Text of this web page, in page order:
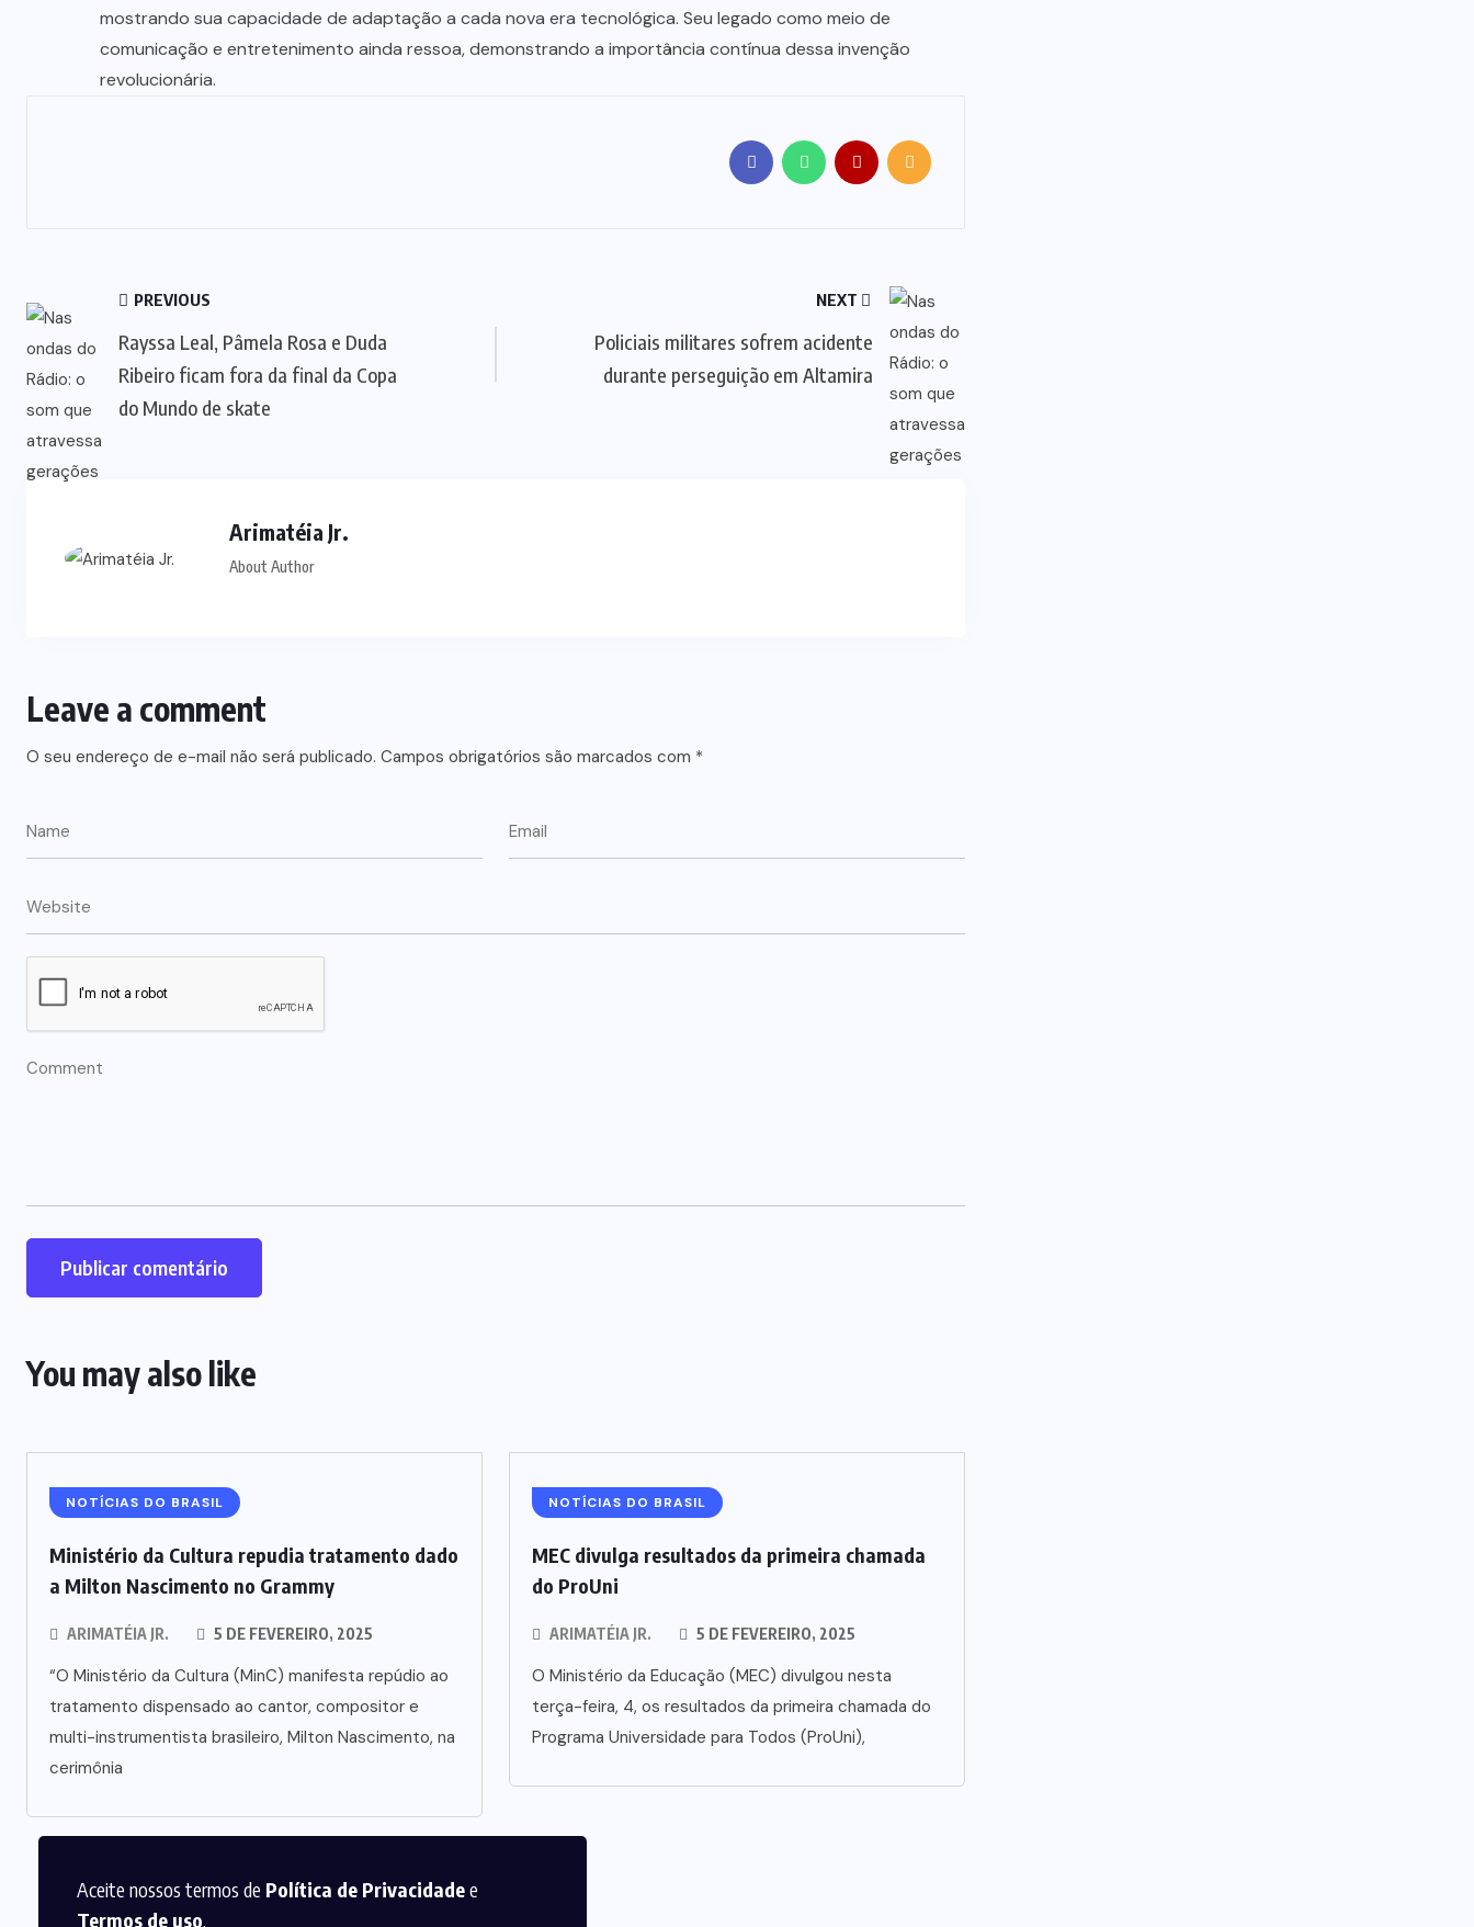
Aceite nossos termos de Política de Privacidadee
Termos de uso.
mostrando sua capacidade de adaptação a cada nova era tecnológica. Seu legado como meio de
comunicação e entretenimento ainda ressoa, demonstrando a importância contínua dessa invenção
revolucionária.
PREVIOUS
Rayssa Leal, Pâmela Rosa e Duda
Ribeiro ficam fora da final da Copa
do Mundo de skate
NEXT
Policiais militares sofrem acidente
durante perseguição em Altamira
Arimatéia Jr.
About Author
Leave a comment
O seu endereço de e-mail não será publicado. Campos obrigatórios são marcados com *
You may also like
NOTÍCIAS DO BRASIL
Ministério da Cultura repudia tratamento dado
a Milton Nascimento no Grammy
ARIMATÉIA JR. 5 DE FEVEREIRO, 2025
“O Ministério da Cultura (MinC) manifesta repúdio ao
tratamento dispensado ao cantor, compositor e
multi-instrumentista brasileiro, Milton Nascimento, na
cerimônia
NOTÍCIAS DO BRASIL
MEC divulga resultados da primeira chamada
do ProUni
ARIMATÉIA JR. 5 DE FEVEREIRO, 2025
O Ministério da Educação (MEC) divulgou nesta
terça-feira, 4, os resultados da primeira chamada do
Programa Universidade para Todos (ProUni),